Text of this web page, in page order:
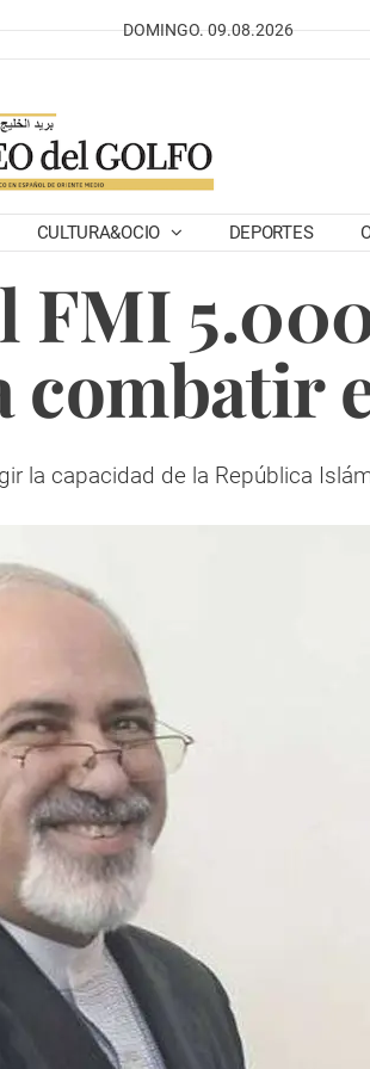
DOMINGO. 09.08.2026
CULTURA&OCIO DEPORTES
FMI
combatir
la capacidad de la República